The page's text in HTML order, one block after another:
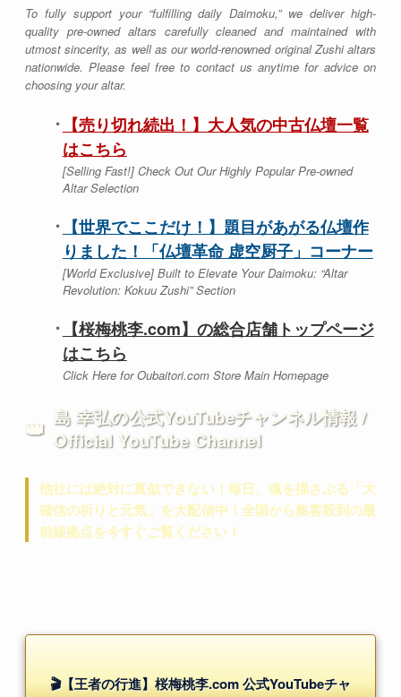
To fully support your “fulfilling daily Daimoku,” we deliver high-
quality pre-owned altars carefully cleaned and maintained with
utmost sincerity, as well as our world-renowned original Zushi altars
nationwide. Please feel free to contact us anytime for advice on
choosing your altar.
【売り切れ続出！】大人気の中古仏壇一覧
はこちら
[Selling Fast!] Check Out Our Highly Popular Pre-owned
Altar Selection
【世界でここだけ！】題目があがる仏壇作
りました！「仏壇革命 虚空厨子」コーナー
[World Exclusive] Built to Elevate Your Daimoku: “Altar
Revolution: Kokuu Zushi” Section
【桜梅桃李.com】の総合店舗トップページ
はこちら
Click Here for Oubaitori.com Store Main Homepage
👑 島 幸弘の公式YouTubeチャンネル情報 /
Official YouTube Channel
他社には絶対に真似できない！毎日、魂を揺さぶる「大
確信の祈りと元気」を大配信中！全国から集客殺到の最
前線拠点を今すぐご覧ください！
🎬【王者の行進】桜梅桃李.com 公式YouTubeチャ